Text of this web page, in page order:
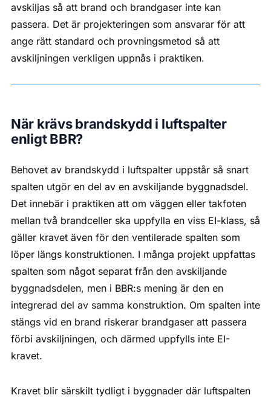
avskiljas så att brand och brandgaser inte kan
passera. Det är projekteringen som ansvarar för att
ange rätt standard och provningsmetod så att
avskiljningen verkligen uppnås i praktiken.
När krävs brandskydd i luftspalter
enligt BBR?
Behovet av brandskydd i luftspalter uppstår så snart
spalten utgör en del av en avskiljande byggnadsdel.
Det innebär i praktiken att om väggen eller takfoten
mellan två brandceller ska uppfylla en viss EI-klass, så
gäller kravet även för den ventilerade spalten som
löper längs konstruktionen. I många projekt uppfattas
spalten som något separat från den avskiljande
byggnadsdelen, men i BBR:s mening är den en
integrerad del av samma konstruktion. Om spalten inte
stängs vid en brand riskerar brandgaser att passera
förbi avskiljningen, och därmed uppfylls inte EI-
kravet.
Kravet blir särskilt tydligt i byggnader där luftspalten